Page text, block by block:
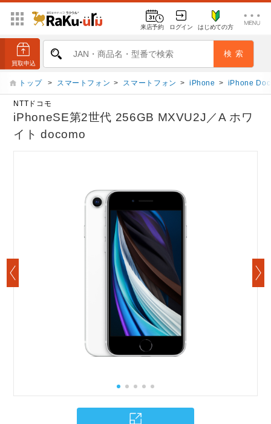
来店予約 ログイン はじめての方
トップ > スマートフォン > スマートフォン > iPhone > iPhone
NTTドコモ
iPhoneSE第2世代 256GB MXVU2J／A ホワ
イト docomo